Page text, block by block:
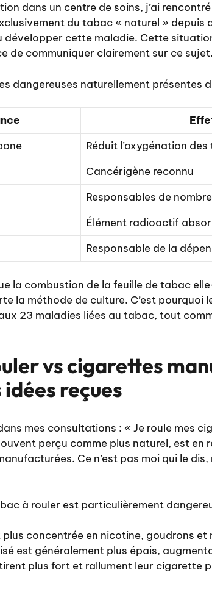
dans un centre de soins, j’ai
du tabac « naturel » depuis
cette maladie. Cette
de communiquer clairement sur ce sujet.
dangereuses naturellement présentes
Réduit l’oxygénation des
Cancérigène reconnu
Responsables de
Élément radioactif
Responsable de la
la combustion de la feuille de tabac
la méthode de culture. C’est pourquoi
23 maladies liées au tabac, tout
vs cigarettes
reçues
mes consultations : « Je roule mes
perçu comme plus naturel, est en
Ce n’est pas moi qui le
à rouler est particulièrement
plus concentrée en nicotine, goudrons
est généralement plus épais,
plus fort et rallument leur cigarette